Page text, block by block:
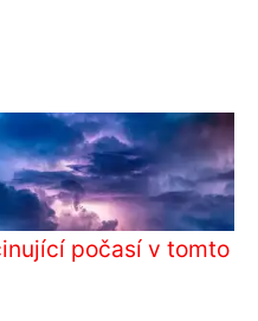
počasí v tomto